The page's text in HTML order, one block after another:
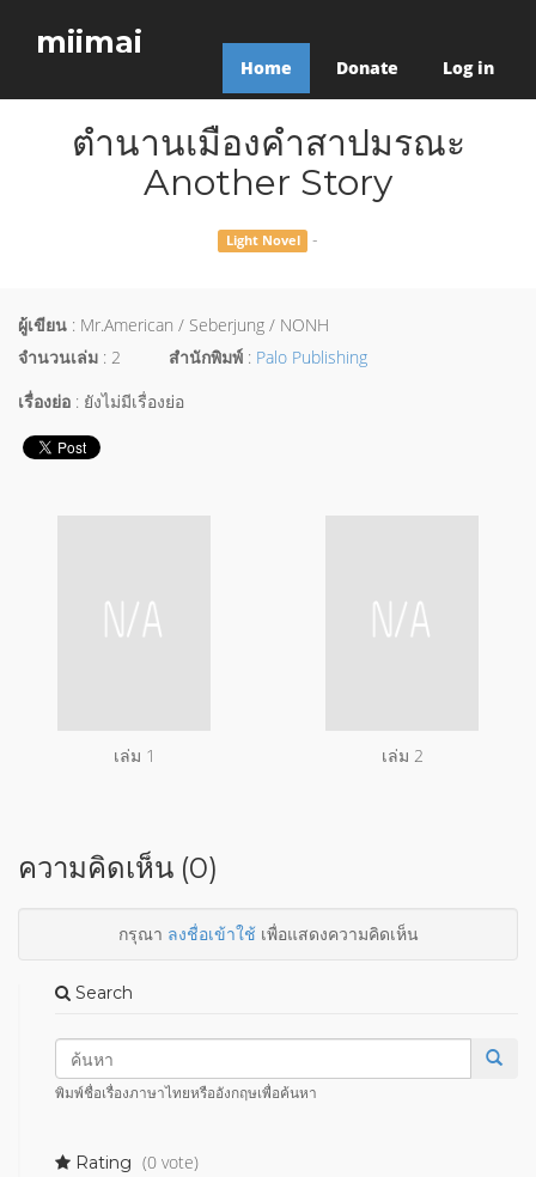
miimai
Home Donate Log in
ตำนานเมืองคำสาปมรณะ
Another Story
Light Novel -
ผู้เขียน : Mr.American / Seberjung / NONH
จำนวนเล่ม : 2 สำนักพิมพ์ : Palo Publishing
เรื่องย่อ : ยังไม่มีเรื่องย่อ
เล่ม 1 เล่ม 2
ความคิดเห็น (0)
กรุณา ลงชื่อเข้าใช้เพื่อแสดงความคิดเห็น
Search
พิมพ์ชื่อเรื่องภาษาไทยหรืออังกฤษเพื่อค้นหา
Rating (0 vote)